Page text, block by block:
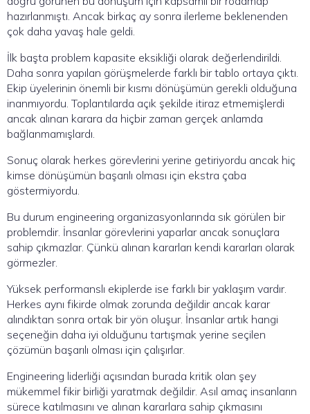
hazırlanmıştı. Ancak birkaç ay sonra ilerleme beklenenden
çok daha yavaş hale geldi.
İlk başta problem kapasite eksikliği olarak değerlendirildi.
Daha sonra yapılan görüşmelerde farklı bir tablo ortaya çıktı.
Ekip üyelerinin önemli bir kısmı dönüşümün gerekli olduğuna
inanmıyordu. Toplantılarda açık şekilde itiraz etmemişlerdi
ancak alınan karara da hiçbir zaman gerçek anlamda
bağlanmamışlardı.
Sonuç olarak herkes görevlerini yerine getiriyordu ancak hiç
kimse dönüşümün başarılı olması için ekstra çaba
göstermiyordu.
Bu durum engineering organizasyonlarında sık görülen bir
problemdir. İnsanlar görevlerini yaparlar ancak sonuçlara
sahip çıkmazlar. Çünkü alınan kararları kendi kararları olarak
görmezler.
Yüksek performanslı ekiplerde ise farklı bir yaklaşım vardır.
Herkes aynı fikirde olmak zorunda değildir ancak karar
alındıktan sonra ortak bir yön oluşur. İnsanlar artık hangi
seçeneğin daha iyi olduğunu tartışmak yerine seçilen
çözümün başarılı olması için çalışırlar.
Engineering liderliği açısından burada kritik olan şey
mükemmel fikir birliği yaratmak değildir. Asıl amaç insanların
sürece katılmasını ve alınan kararlara sahip çıkmasını